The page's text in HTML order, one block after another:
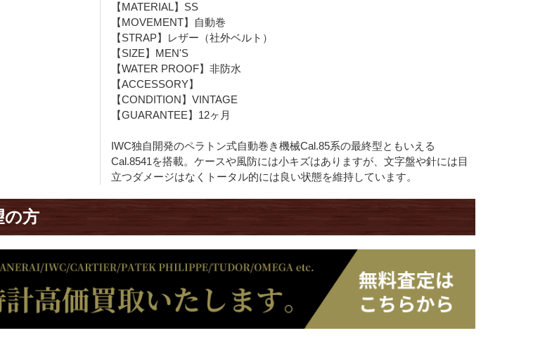
【MATERIAL】SS
【MOVEMENT】自動巻
【STRAP】レザー（社外ベルト）
【SIZE】MEN'S
【WATER PROOF】非防水
【ACCESSORY】
【CONDITION】VINTAGE
【GUARANTEE】12ヶ月
IWC独自開発のペラトン式自動巻き機械Cal.85系の最終型ともいえる
Cal.8541を搭載。ケースや風防には小キズはありますが、文字盤や針には目
立つダメージはなくトータル的には良い状態を維持しています。
の方